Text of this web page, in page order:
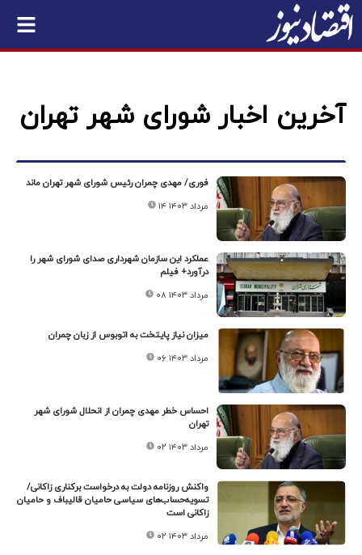
آخرین اخبار شورای شهر تهران
فوری/ مهدی چمران رئیس شورای شهر تهران ماند
۱۴ مرداد ۱۴۰۳
عملکرد این سازمان شهرداری صدای شورای شهر را
درآورد+ فیلم
۰۸ مرداد ۱۴۰۳
میزان نیاز پایتخت به اتوبوس از زبان چمران
۰۶ مرداد ۱۴۰۳
احساس خطر مهدی چمران از انحلال شورای شهر
تهران
۰۲ مرداد ۱۴۰۳
واکنش روزنامه دولت به درخواست برکناری زاکانی/
تسویه‌حساب‌های سیاسی حامیان قالیباف و حامیان
زاکانی است
۰۲ مرداد ۱۴۰۳